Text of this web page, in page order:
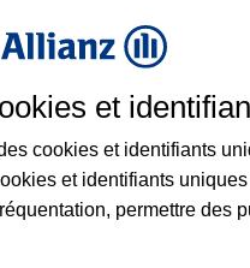
santé
compagnie
et
cookies et identifiants
et identifiants
permettre des